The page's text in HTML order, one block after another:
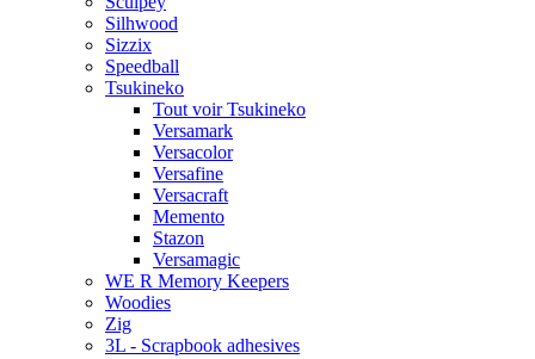
Silhwood
Sizzix
Speedball
Tsukineko
Tout voir Tsukineko
Versamark
Versacolor
Versafine
Versacraft
Memento
Stazon
Versamagic
WE R Memory Keepers
Woodies
Zig
3L - Scrapbook adhesives